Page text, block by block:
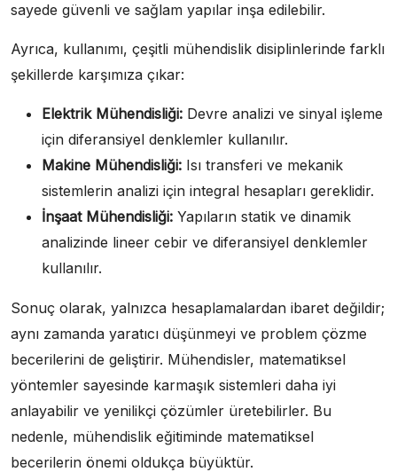
sayede güvenli ve sağlam yapılar inşa edilebilir.
Ayrıca, kullanımı, çeşitli mühendislik disiplinlerinde farklı
şekillerde karşımıza çıkar:
Elektrik Mühendisliği: Devre analizi ve sinyal işleme
için diferansiyel denklemler kullanılır.
Makine Mühendisliği: Isı transferi ve mekanik
sistemlerin analizi için integral hesapları gereklidir.
İnşaat Mühendisliği: Yapıların statik ve dinamik
analizinde lineer cebir ve diferansiyel denklemler
kullanılır.
Sonuç olarak, yalnızca hesaplamalardan ibaret değildir;
aynı zamanda yaratıcı düşünmeyi ve problem çözme
becerilerini de geliştirir. Mühendisler, matematiksel
yöntemler sayesinde karmaşık sistemleri daha iyi
anlayabilir ve yenilikçi çözümler üretebilirler. Bu
nedenle, mühendislik eğitiminde matematiksel
becerilerin önemi oldukça büyüktür.